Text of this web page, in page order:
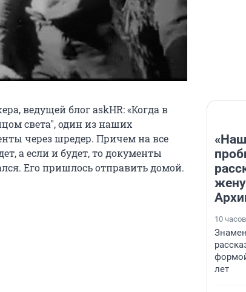
ведущей блог askHR: «Когда в
света", один из наших
через шредер. Причем на все
а если и будет, то документы
Его пришлось отправить домой.
10 часов
лет